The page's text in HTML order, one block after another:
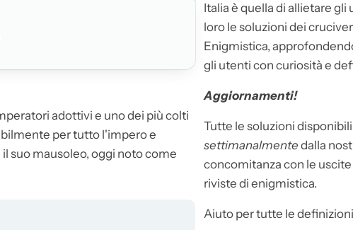
adottivi e uno dei più colti
per tutto l'impero e
suo mausoleo, oggi noto come
Italia è quella di allietare
loro le soluzioni dei
Enigmistica,
gli utenti con curiosità e
Aggiornamenti!
Tutte le soluzioni
settimanalmente dalla
concomitanza con le
riviste di enigmistica.
Aiuto per tutte le